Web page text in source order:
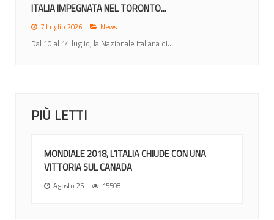
ITALIA IMPEGNATA NEL TORONTO...
7 Luglio 2026 News
Dal 10 al 14 luglio, la Nazionale italiana di...
PIÙ LETTI
MONDIALE 2018, L’ITALIA CHIUDE CON UNA
VITTORIA SUL CANADA
Agosto 25 15508